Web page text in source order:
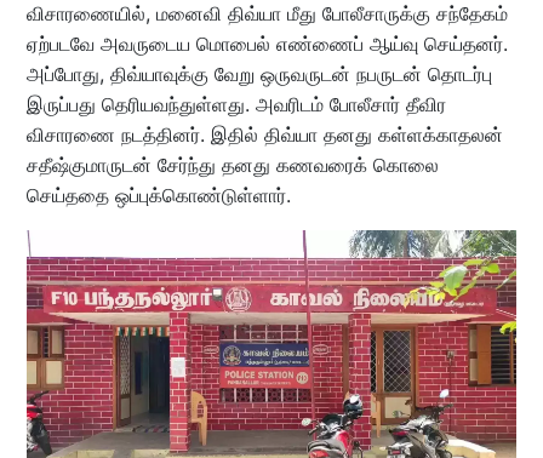
விசாரணையில், மனைவி திவ்யா மீது போலீசாருக்கு சந்தேகம்
ஏற்படவே அவருடைய மொபைல் எண்ணைப் ஆய்வு செய்தனர்.
அப்போது, திவ்யாவுக்கு வேறு ஒருவருடன் நபருடன் தொடர்பு
இருப்பது தெரியவந்துள்ளது. அவரிடம் போலீசார் தீவிர
விசாரணை நடத்தினர். இதில் திவ்யா தனது கள்ளக்காதலன்
சதீஷ்குமாருடன் சேர்ந்து தனது கணவரைக் கொலை
செய்ததை ஒப்புக்கொண்டுள்ளார்.